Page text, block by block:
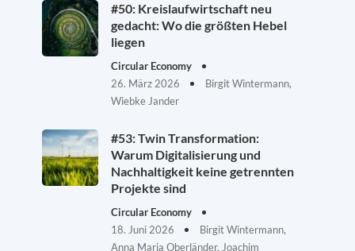
#50: Kreislaufwirtschaft neu
gedacht: Wo die größten Hebel
liegen
Circular Economy
26. März 2026
Birgit Wintermann,
Wiebke Jander
#53: Twin Transformation:
Warum Digitalisierung und
Nachhaltigkeit keine getrennten
Projekte sind
Circular Economy
18. Juni 2026
Birgit Wintermann,
Anna Maria Oberländer, Joachim